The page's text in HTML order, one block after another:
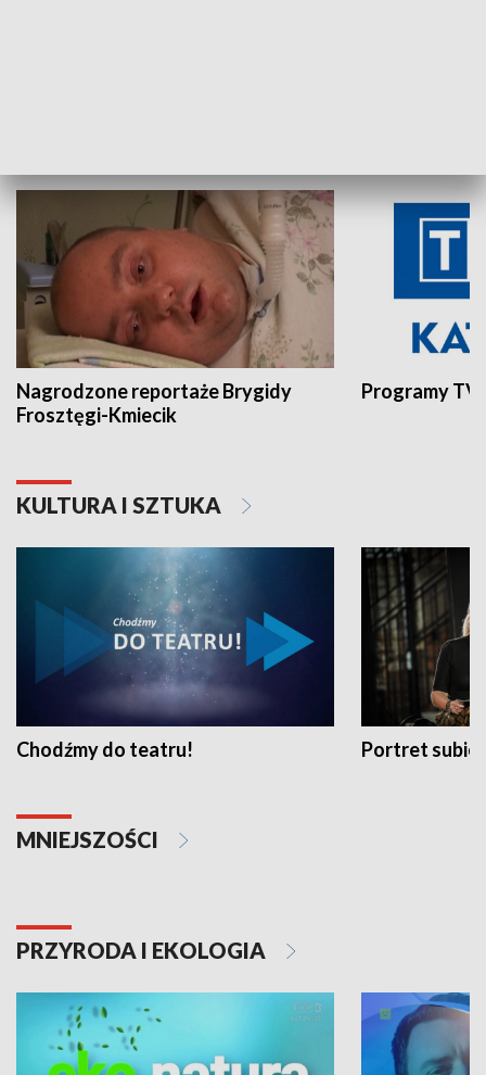
Nagrodzone reportaże Brygidy
Frosztęgi-Kmiecik
Programy
KULTURA I SZTUKA
Chodźmy do teatru! Portret
MNIEJSZOŚCI
PRZYRODA I EKOLOGIA